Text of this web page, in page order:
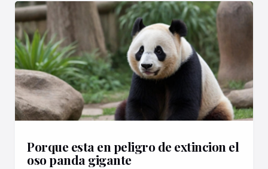
Porque esta en peligro de extincion el
oso panda gigante